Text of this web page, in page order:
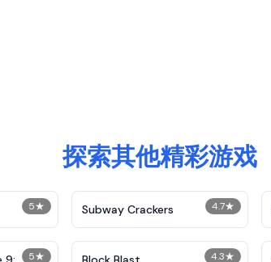
探索其他精彩游戏
5★ 4.7★
Subway Crackers
5★ 4.3★